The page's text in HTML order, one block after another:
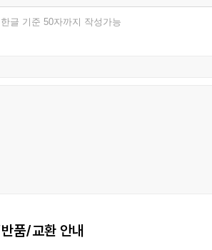
한글 기준 50자까지 작성가능
품/교환 안내